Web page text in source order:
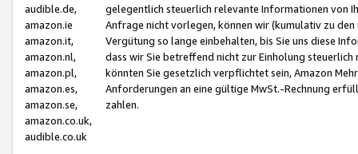
audible.de,
amazon.ie
amazon.it,
amazon.nl,
amazon.pl,
amazon.es,
amazon.se,
amazon.co.uk,
audible.co.uk
gelegentlich steuerlich relevante Informationen von
Anfrage nicht vorlegen, können wir (kumulativ zu
Vergütung so lange einbehalten, bis Sie uns diese
dass wir Sie betreffend nicht zur Einholung
könnten Sie gesetzlich verpflichtet sein, Amazon
Anforderungen an eine gültige MwSt.-Rechnung
zahlen.